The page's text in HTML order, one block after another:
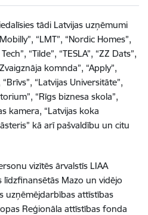
tādi Latvijas uzņēmumi
“LMT”, “Nordic Homes”,
“Tilde”, “TESLA”, “ZZ Dats”,
komnda”, “Apply”,
“Brīvs”, “Latvijas Universitāte”,
“Rīgs biznesa skola”,
kamera, “Latvijas koka
kā arī pašvaldību un citu
vizītēs ārvalstīs LIAA
līdzfinansētās Mazo un vidējo
uzņēmējdarbības attīstības
Reģionāla attīstības fonda